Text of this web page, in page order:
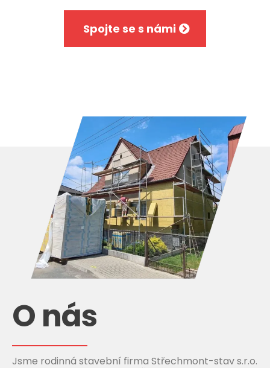
Spojte se s námi
O nás
Jsme rodinná stavební firma Střechmont-stav s.r.o.